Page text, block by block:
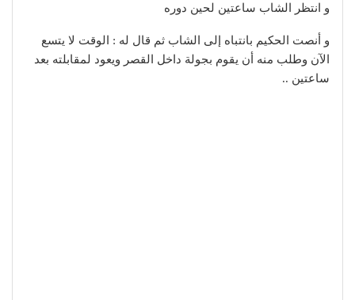
و انتظر الشاب ساعتين لحين دوره
و أنصت الحكيم بانتباه إلى الشاب ثم قال له : الوقت لا يتسع
الآن وطلب منه أن يقوم بجولة داخل القصر ويعود لمقابلته بعد
ساعتين ..